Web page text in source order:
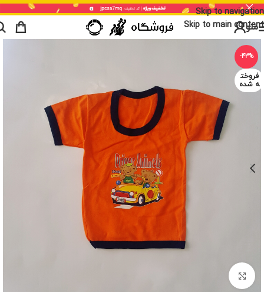
Skip to navigation
Skip to main content
منو
-43%
فروخت
ه شده
برای بزرگنمایی کلیک کنید